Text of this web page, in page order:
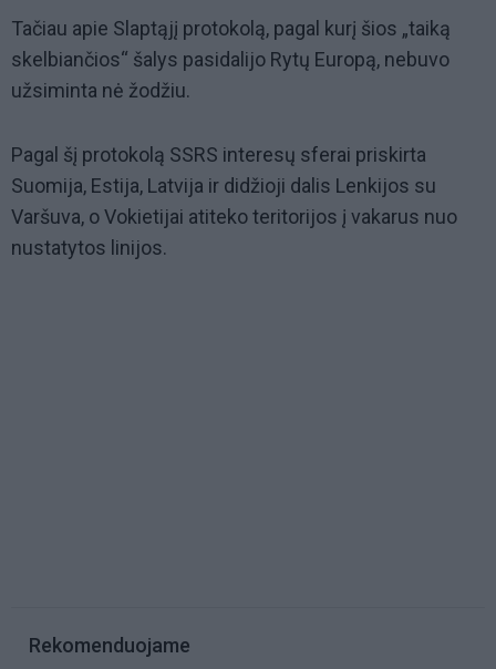
Tačiau apie Slaptąjį protokolą, pagal kurį šios „taiką
skelbiančios“ šalys pasidalijo Rytų Europą, nebuvo
užsiminta nė žodžiu.
Pagal šį protokolą SSRS interesų sferai priskirta
Suomija, Estija, Latvija ir didžioji dalis Lenkijos su
Varšuva, o Vokietijai atiteko teritorijos į vakarus nuo
nustatytos linijos.
Rekomenduojame